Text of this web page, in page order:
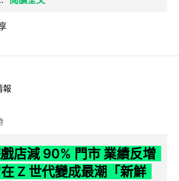
報
店減 90% 門市 業績反增
Z 世代變成最潮「新鮮